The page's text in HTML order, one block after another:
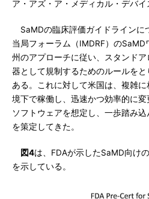
ア・アズ・ア・メディカル・デバイ
SaMDの臨床評価ガイドラインに
当局フォーラム（IMDRF）の
州のアプローチに従い、スタンド
器として規制するためのルールを
ある。これに対して米国は、複雑
境下で稼働し、迅速かつ効率的に
ソフトウェアを想定し、一歩踏み
を策定してきた。
図4は、FDAが示したSaMD向け
を示している。